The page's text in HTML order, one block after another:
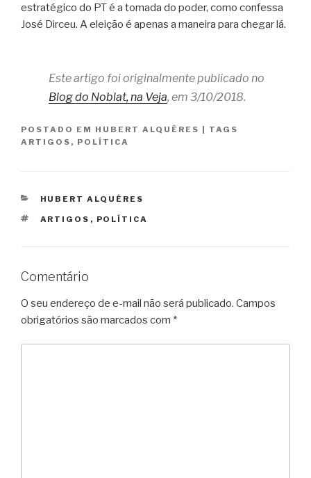
estratégico do PT é a tomada do poder, como confessa
José Dirceu. A eleição é apenas a maneira para chegar lá.
Este artigo foi originalmente publicado no
Blog do Noblat, na Veja, em 3/10/2018.
POSTADO EM HUBERT ALQUÉRES
TAGS
ARTIGOS , POLÍTICA
CATEGORIAS
HUBERT ALQUÉRES
TAGS
ARTIGOS , POLÍTICA
Comentário
O seu endereço de e-mail não será publicado. Campos
obrigatórios são marcados com *